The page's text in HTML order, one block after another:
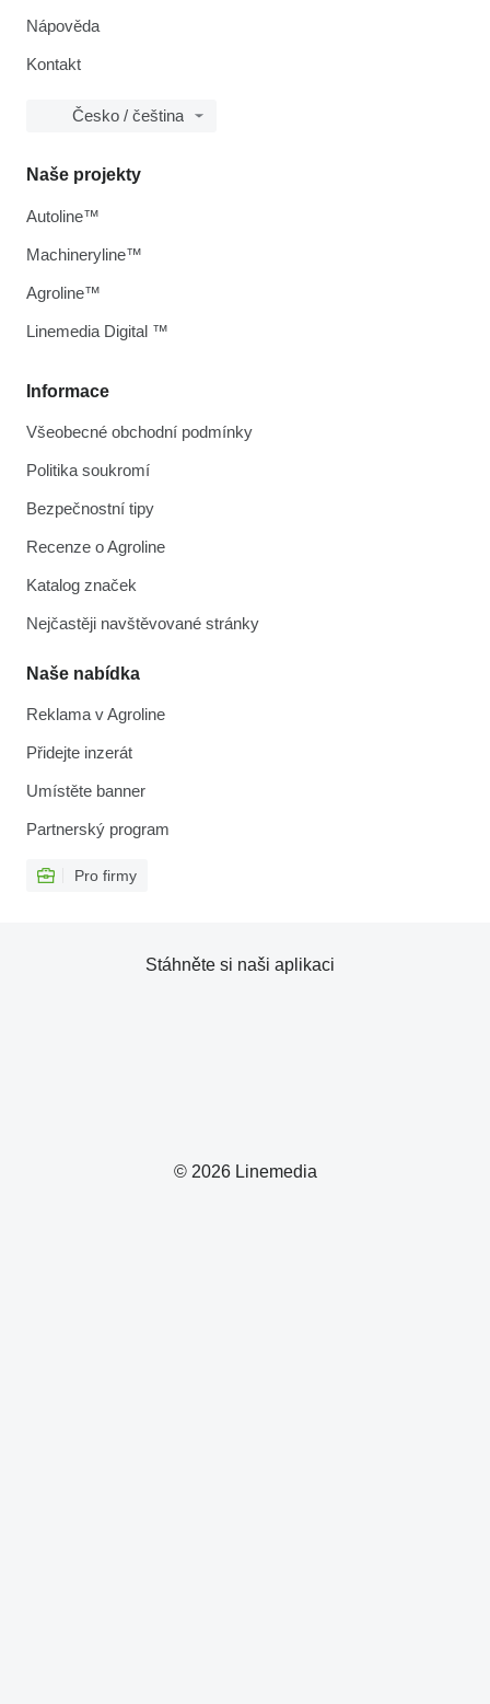
Nápověda
Kontakt
Česko / čeština
Informace
Všeobecné obchodní podmínky
Politika soukromí
Bezpečnostní tipy
Recenze o Agroline
Katalog značek
Nejčastěji navštěvované stránky
Naše nabídka
Reklama v Agroline
Přidejte inzerát
Umístěte banner
Partnerský program
Pro firmy
Naše projekty
Autoline™
Machineryline™
Agroline™
Linemedia Digital ™
© 2026 Linemedia
Stáhněte si naši aplikaci